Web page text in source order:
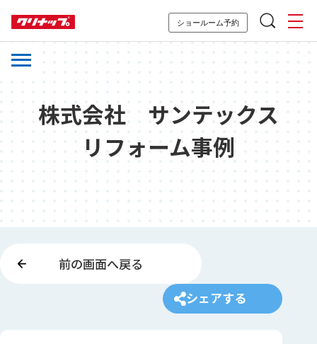
ショールーム予約
株式会社 サンテックス
リフォーム事例
前の画面へ戻る
シェアする